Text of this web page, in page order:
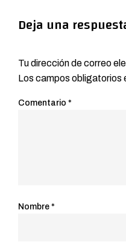
Deja una
Tu dirección de correo
Los campos obligatorios
Comentario *
Nombre *